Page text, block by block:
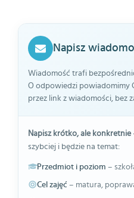
Napisz
Wiadomość trafi
O odpowiedzi powiadomimy
przez link z wiadomości, bez
Napisz krótko, ale konkretnie
szybciej i będzie na temat:
Przedmiot i poziom –
Cel zajęć – matura,